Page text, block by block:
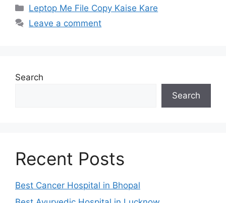
Categories
Leptop Me File Copy Kaise Kare
Leave a comment
Search
Search
Recent Posts
Best Cancer Hospital in Bhopal